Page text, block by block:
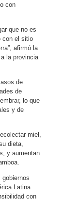
con
que no es
con el sitio
afirmó la
la provincia
de
de
lo que
y de
miel,
dieta,
y aumentan
Latina
con